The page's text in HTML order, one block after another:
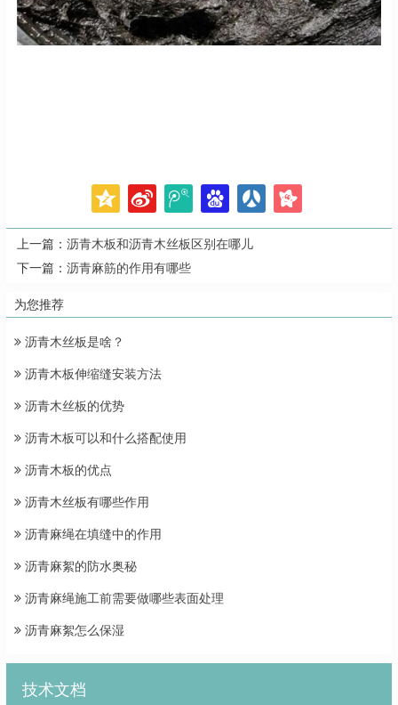
上一篇： 沥青木板和沥青木丝板区别在哪儿
下一篇： 沥青麻筋的作用有哪些
为您推荐
沥青木丝板是啥？
沥青木板伸缩缝安装方法
沥青木丝板的优势
沥青木板可以和什么搭配使用
沥青木板的优点
沥青木丝板有哪些作用
沥青麻绳在填缝中的作用
沥青麻絮的防水奥秘
沥青麻绳施工前需要做哪些表面处理
沥青麻絮怎么保湿
技术文档